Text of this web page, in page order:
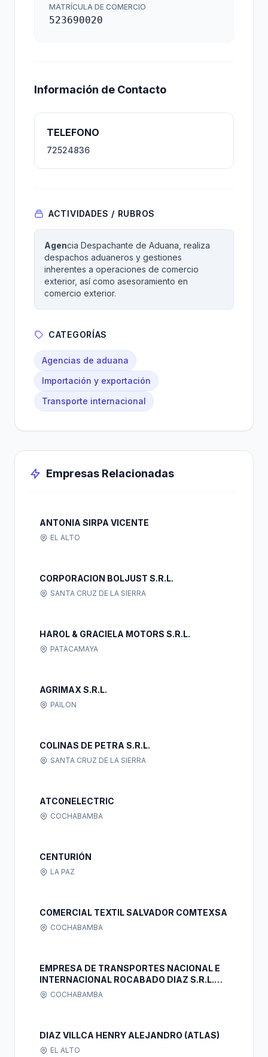
MATRÍCULA DE COMERCIO
523690020
Información de Contacto
TELEFONO
72524836
ACTIVIDADES / RUBROS
Agencia Despachante de Aduana, realiza
despachos aduaneros y gestiones
inherentes a operaciones de comercio
exterior, así como asesoramiento en
comercio exterior.
CATEGORÍAS
Agencias de aduana
Importación y exportación
Transporte internacional
Empresas Relacionadas
ANTONIA SIRPA VICENTE
EL ALTO
CORPORACION BOLJUST S.R.L.
SANTA CRUZ DE LA SIERRA
HAROL & GRACIELA MOTORS S.R.L.
PATACAMAYA
AGRIMAX S.R.L.
PAILON
COLINAS DE PETRA S.R.L.
SANTA CRUZ DE LA SIERRA
ATCONELECTRIC
COCHABAMBA
CENTURIÓN
LA PAZ
COMERCIAL TEXTIL SALVADOR COMTEXSA
COCHABAMBA
EMPRESA DE TRANSPORTES NACIONAL E
INTERNACIONAL ROCABADO DIAZ S.R.L.
TRANS R & D S.R.L.
COCHABAMBA
DIAZ VILLCA HENRY ALEJANDRO (ATLAS)
EL ALTO